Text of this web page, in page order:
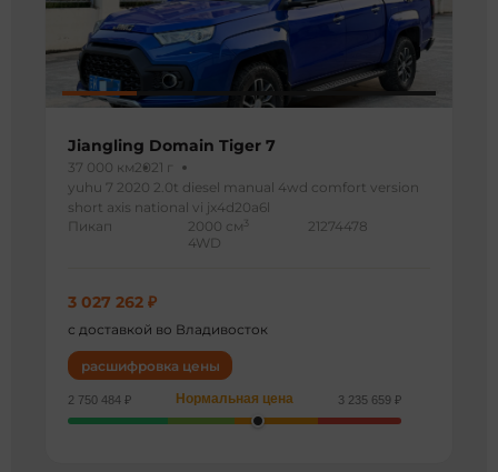
Jiangling Domain Tiger 7
37 000 км2021 г
yuhu 7 2020 2.0t diesel manual 4wd comfort version
short axis national vi jx4d20a6l
Пикап
2000 см 3
4WD
21274478
3 027 262 ₽
с доставкой во Владивосток
расшифровка цены
2 750 484 ₽ Нормальная цена 3 235 659 ₽